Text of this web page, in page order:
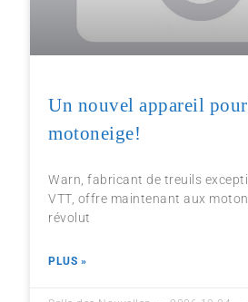
Un nouvel appareil
motoneige!
Warn, fabricant de treuils
VTT, offre maintenant aux
révolut
PLUS »